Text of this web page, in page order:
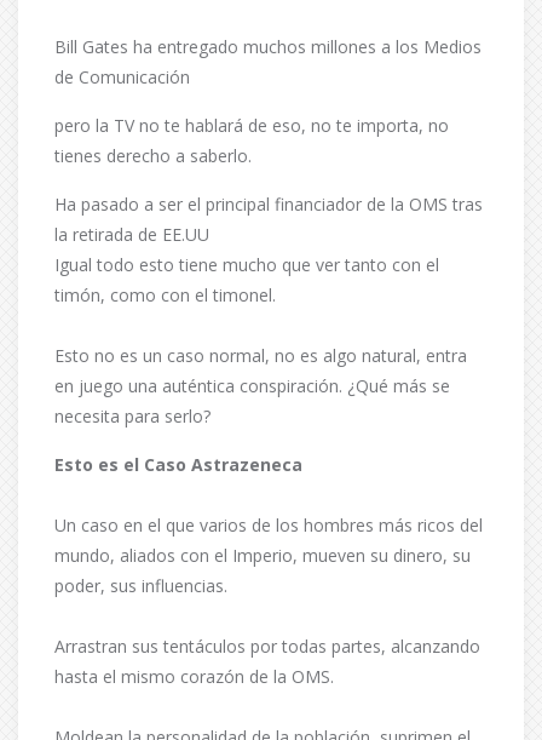
Bill Gates ha entregado muchos millones a los Medios
de Comunicación
pero la TV no te hablará de eso, no te importa, no
tienes derecho a saberlo.
Ha pasado a ser el principal financiador de la OMS tras
la retirada de EE.UU
Igual todo esto tiene mucho que ver tanto con el
timón, como con el timonel.
Esto no es un caso normal, no es algo natural, entra
en juego una auténtica conspiración. ¿Qué más se
necesita para serlo?
Esto es el Caso Astrazeneca
Un caso en el que varios de los hombres más ricos del
mundo, aliados con el Imperio, mueven su dinero, su
poder, sus influencias.
Arrastran sus tentáculos por todas partes, alcanzando
hasta el mismo corazón de la OMS.